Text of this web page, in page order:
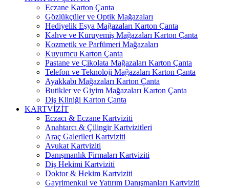
Eczane Karton Çanta
Gözlükçüler ve Optik Mağazaları
Hediyelik Eşya Mağazaları Karton Çanta
Kahve ve Kuruyemiş Mağazaları Karton Çanta
Kozmetik ve Parfümeri Mağazaları
Kuyumcu Karton Çanta
Pastane ve Çikolata Mağazaları Karton Çanta
Telefon ve Teknoloji Mağazaları Karton Çanta
Ayakkabı Mağazaları Karton Çanta
Butikler ve Giyim Mağazaları Karton Çanta
Diş Kliniği Karton Çanta
KARTVİZİT
Eczacı & Eczane Kartviziti
Anahtarcı & Çilingir Kartvizitleri
Araç Galerileri Kartviziti
Avukat Kartviziti
Danışmanlık Firmaları Kartviziti
Diş Hekimi Kartviziti
Doktor & Hekim Kartviziti
Gayrimenkul ve Yatırım Danışmanları Kartviziti